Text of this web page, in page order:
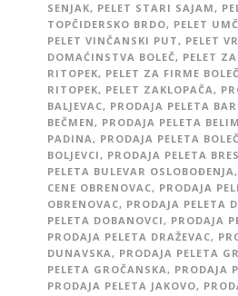
SENJAK, PELET STARI SAJAM,
TOPČIDERSKO BRDO, PELET
PELET VINČANSKI PUT, PELET
DOMAĆINSTVA BOLEČ, PELET
RITOPEK, PELET ZA FIRME BOLEČ
RITOPEK, PELET ZAKLOPAČA,
BALJEVAC, PRODAJA PELETA
BEČMEN, PRODAJA PELETA
PADINA, PRODAJA PELETA BOLEČ
BOLJEVCI, PRODAJA PELETA
PELETA BULEVAR OSLOBOĐENJA,
CENE OBRENOVAC, PRODAJA
OBRENOVAC, PRODAJA PELETA
PELETA DOBANOVCI, PRODAJA
PRODAJA PELETA DRAŽEVAC,
DUNAVSKA, PRODAJA PELETA
PELETA GROČANSKA, PRODAJA
PRODAJA PELETA JAKOVO,